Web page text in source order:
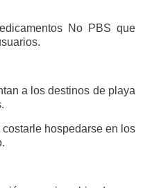
No PBS que
a los destinos de playa
hospedarse en los